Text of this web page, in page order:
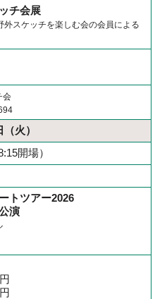
チ会展
外スケッチを楽しむ会の会員による
会
（火）
開場）
トツアー2026
演